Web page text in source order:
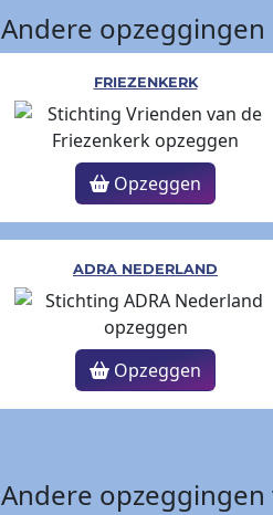
Andere
FRIEZENKERK
Opzeggen
ADRA NEDERLAND
Opzeggen
Andere